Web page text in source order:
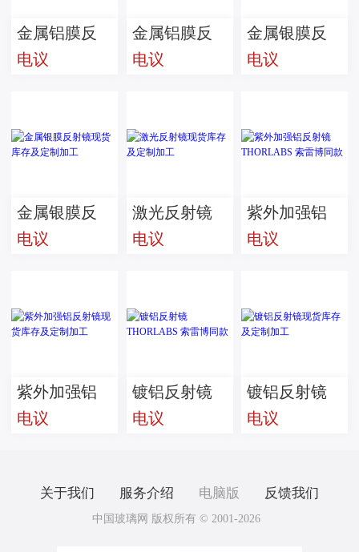
金属铝膜反
射镜
电议
金属铝膜反
射镜现货库
电议
金属银膜反
射镜
电议
金属银膜反
射镜现货库
电议
激光反射镜
现货库存及
电议
紫外加强铝
反射镜
电议
紫外加强铝
反射镜现货
电议
镀铝反射镜
THORLABS
电议
镀铝反射镜
现货库存及
电议
关于我们 服务介绍 电脑版 反馈我们
中国玻璃网 版权所有 © 2001-2026